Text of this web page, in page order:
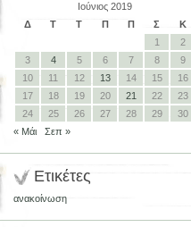
Ιούνιος 2019
Δ
Τ Τ Π Π Σ
Κ
1
2
3
4 5 6 7 8
9
10
11 12 13 14 15
16
17
18 19 20 21 22
23
24
25 26 27 28 29
30
« Μάι
Σεπ »
Ετικέτες
ανακοίνωση